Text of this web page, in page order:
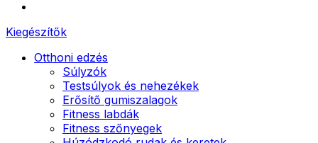
Kiegészítők
Otthoni edzés
Súlyzók
Testsúlyok és nehezékek
Erősítő gumiszalagok
Fitness labdák
Fitness szőnyegek